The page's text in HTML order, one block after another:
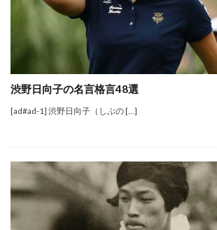
渋野日向子の名言格言48選
[ad#ad-1] 渋野日向子（しぶの […]